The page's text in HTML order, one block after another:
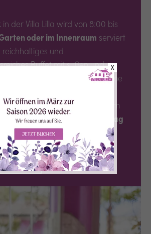
in der Villa Lilla wird von 8:00 bis
oder im Innenraum serviert
und
Buffet mit süßen und
Zur Auswahl stehen warme
Backwaren, frische
verschiedene Möglichkeiten, um
eigenen Geschmack in den Tag
X